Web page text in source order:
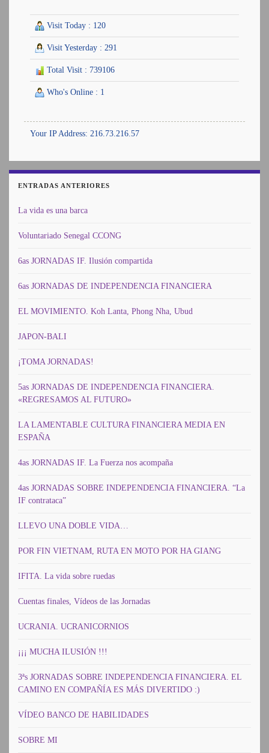
Visit Today : 120
Visit Yesterday : 291
Total Visit : 739106
Who's Online : 1
Your IP Address: 216.73.216.57
ENTRADAS ANTERIORES
La vida es una barca
Voluntariado Senegal CCONG
6as JORNADAS IF. Ilusión compartida
6as JORNADAS DE INDEPENDENCIA FINANCIERA
EL MOVIMIENTO. Koh Lanta, Phong Nha, Ubud
JAPON-BALI
¡TOMA JORNADAS!
5as JORNADAS DE INDEPENDENCIA FINANCIERA.
«REGRESAMOS AL FUTURO»
LA LAMENTABLE CULTURA FINANCIERA MEDIA EN
ESPAÑA
4as JORNADAS IF. La Fuerza nos acompaña
4as JORNADAS SOBRE INDEPENDENCIA FINANCIERA. “La
IF contrataca”
LLEVO UNA DOBLE VIDA…
POR FIN VIETNAM, RUTA EN MOTO POR HA GIANG
IFITA. La vida sobre ruedas
Cuentas finales, Vídeos de las Jornadas
UCRANIA. UCRANICORNIOS
¡¡¡ MUCHA ILUSIÓN !!!
3ªs JORNADAS SOBRE INDEPENDENCIA FINANCIERA. EL
CAMINO EN COMPAÑÍA ES MÁS DIVERTIDO :)
VÍDEO BANCO DE HABILIDADES
SOBRE MI